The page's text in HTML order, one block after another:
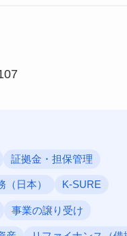
証拠金・担保管理
（日本） K-SURE
事業の譲り受け